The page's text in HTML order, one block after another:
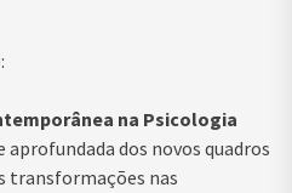
na Psicologia
aprofundada dos novos quadros
transformações nas